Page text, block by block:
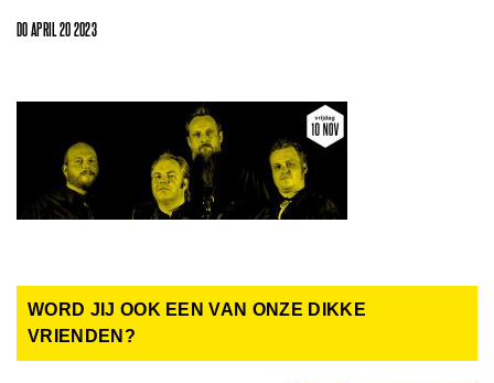
DO APRIL 20 2023
WORD JIJ OOK EEN VAN ONZE DIKKE
VRIENDEN?